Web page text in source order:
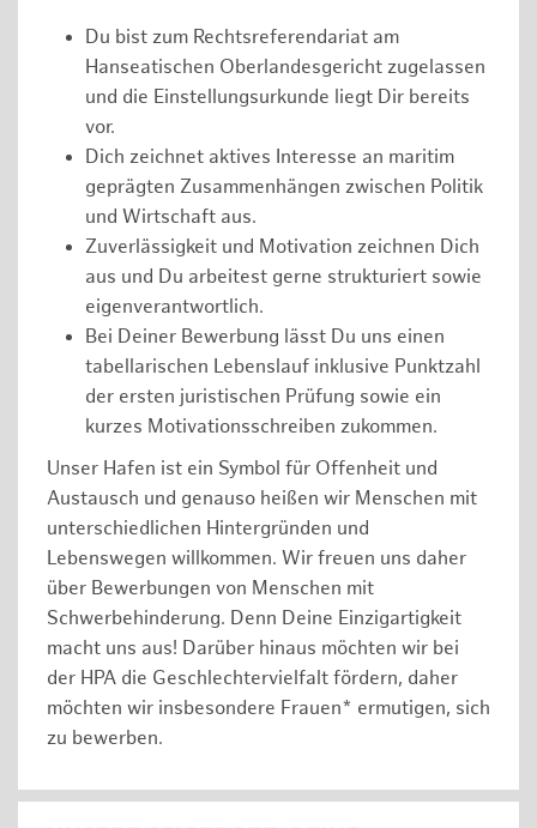
Du bist zum Rechtsreferendariat am
Hanseatischen Oberlandesgericht zugelassen
und die Einstellungsurkunde liegt Dir bereits
vor.
Dich zeichnet aktives Interesse an maritim
geprägten Zusammenhängen zwischen Politik
und Wirtschaft aus.
Zuverlässigkeit und Motivation zeichnen Dich
aus und Du arbeitest gerne strukturiert sowie
eigenverantwortlich.
Bei Deiner Bewerbung lässt Du uns einen
tabellarischen Lebenslauf inklusive Punktzahl
der ersten juristischen Prüfung sowie ein
kurzes Motivationsschreiben zukommen.
Unser Hafen ist ein Symbol für Offenheit und
Austausch und genauso heißen wir Menschen mit
unterschiedlichen Hintergründen und
Lebenswegen willkommen. Wir freuen uns daher
über Bewerbungen von Menschen mit
Schwerbehinderung. Denn Deine Einzigartigkeit
macht uns aus! Darüber hinaus möchten wir bei
der HPA die Geschlechtervielfalt fördern, daher
möchten wir insbesondere Frauen* ermutigen, sich
zu bewerben.